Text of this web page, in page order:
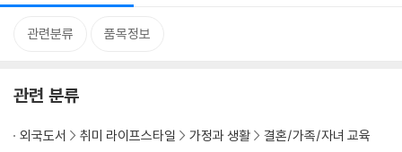
관련분류 품목정보
관련 분류
외국도서 취미 라이프스타일 가정과 생활 결혼/가족/자녀 교육